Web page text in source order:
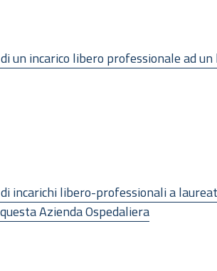
incarico libero professionale ad
incarichi libero-professionali a
Azienda Ospedaliera